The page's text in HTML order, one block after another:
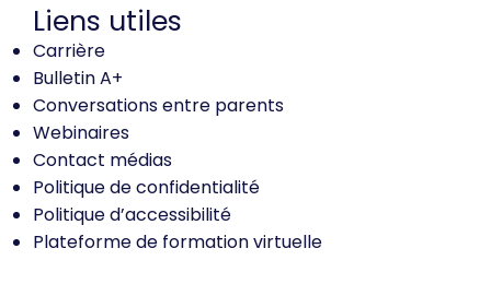
Liens utiles
Carrière
Bulletin A+
Conversations entre parents
Webinaires
Contact médias
Politique de confidentialité
Politique d’accessibilité
Plateforme de formation virtuelle